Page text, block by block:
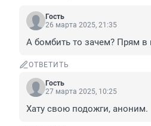
Гость
26 марта 2025, 21:35
А бомбить то зачем? Прям в
ОТВЕТИТЬ
Гость
27 марта 2025, 10:25
Хату свою подожги, аноним.